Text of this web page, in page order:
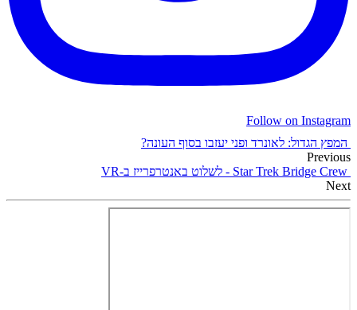
Follow on Instagram
המפץ הגדול: לאונרד ופני יעזבו בסוף העונה?
Previous
Star Trek Bridge Crew - לשלוט באנטרפרייז ב-VR
Next